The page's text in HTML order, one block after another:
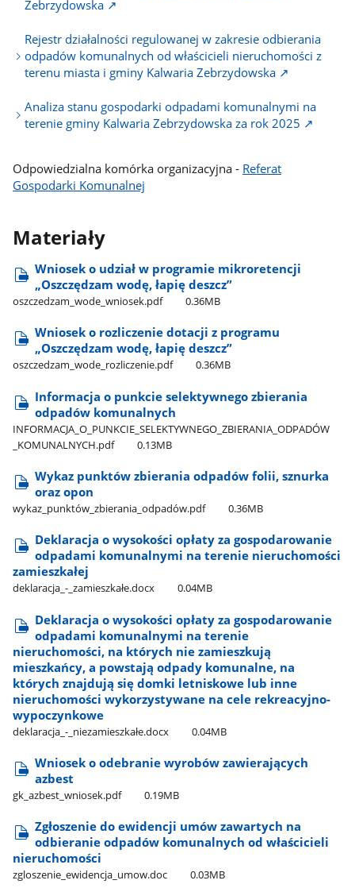
Zebrzydowska ↗
Rejestr działalności regulowanej w zakresie odbierania
odpadów komunalnych od właścicieli nieruchomości z
terenu miasta i gminy Kalwaria Zebrzydowska ↗
Analiza stanu gospodarki odpadami komunalnymi na
terenie gminy Kalwaria Zebrzydowska za rok 2025 ↗
Odpowiedzialna komórka organizacyjna - Referat
Gospodarki Komunalnej
Materiały
Wniosek o udział w programie mikroretencji
„Oszczędzam wodę, łapię deszcz”
oszczedzam​_wode​_wniosek.pdf 0.36MB
Wniosek o rozliczenie dotacji z programu
„Oszczędzam wodę, łapię deszcz”
oszczedzam​_wode​_rozliczenie.pdf 0.36MB
Informacja o punkcie selektywnego zbierania
odpadów komunalnych
INFORMACJA​_O​_PUNKCIE​_SELEKTYWNEGO​_ZBIERANIA​_ODPADÓW​
_KOMUNALNYCH.pdf
0.13MB
Wykaz punktów zbierania odpadów folii, sznurka
oraz opon
wykaz​_punktów​_zbierania​_odpadów.pdf 0.36MB
Deklaracja o wysokości opłaty za gospodarowanie
odpadami komunalnymi na terenie nieruchomości
zamieszkałej
deklaracja​_-​_zamieszkałe.docx 0.04MB
Deklaracja o wysokości opłaty za gospodarowanie
odpadami komunalnymi na terenie
nieruchomości, na których nie zamieszkują
mieszkańcy, a powstają odpady komunalne, na
których znajdują się domki letniskowe lub inne
nieruchomości wykorzystywane na cele rekreacyjno-
wypoczynkowe
deklaracja​_-​_niezamieszkałe.docx 0.04MB
Wniosek o odebranie wyrobów zawierających
azbest
gk​_azbest​_wniosek.pdf 0.19MB
Zgłoszenie do ewidencji umów zawartych na
odbieranie odpadów komunalnych od właścicieli
nieruchomości
zgloszenie​_ewidencja​_umow.doc 0.03MB